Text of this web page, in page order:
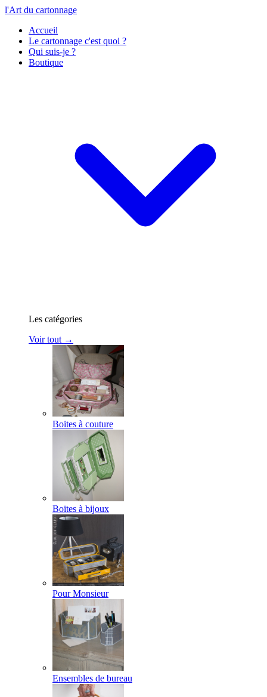
l'Art du cartonnage
Accueil
Le cartonnage c'est quoi ?
Qui suis-je ?
Boutique
Les catégories
Voir tout →
Boites à couture
Boïtes à bijoux
Pour Monsieur
Ensembles de bureau